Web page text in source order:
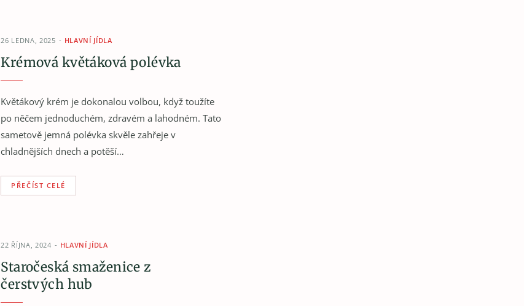
26 LEDNA, 2025 HLAVNÍ JÍDLA
Krémová květáková polévka
Květákový krém je dokonalou volbou, když toužíte
po něčem jednoduchém, zdravém a lahodném. Tato
sametově jemná polévka skvěle zahřeje v
chladnějších dnech a potěší…
PŘEČÍST CELÉ
22 ŘÍJNA, 2024 HLAVNÍ JÍDLA
Staročeská smaženice z
čerstvých hub